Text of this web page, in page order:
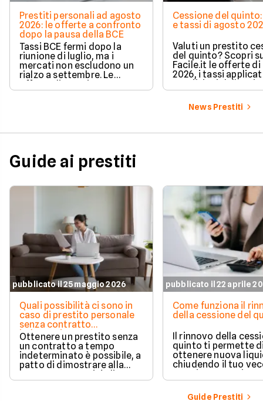
Prestiti personali ad agosto
2026: le offerte a confronto
dopo la pausa della BCE
Tassi BCE fermi dopo la
riunione di luglio, ma i
mercati non escludono un
rialzo a settembre. Le
offerte di prestito
personale di agosto 2026 su
Cessione del
e tassi di agosto
Valuti un prestito
del quinto? Scopri
Facile.it le offerte
2026, i tassi
condizioni delle
soluzioni disponibili.
News Prestiti
Guide ai prestiti
pubblicato il 25 maggio 2026
Quali possibilità ci sono in
caso di prestito personale
senza contratto
indeterminato
Ottenere un prestito senza
un contratto a tempo
indeterminato è possibile, a
patto di dimostrare alla
banca una capacità di
rimborso solida e costante.
pubblicato il 22 aprile
Come funziona il
della cessione del
Il rinnovo della
quinto ti permette
ottenere nuova
chiudendo il tuo
prestito per aprirne
vantaggioso.
Guide Prestiti